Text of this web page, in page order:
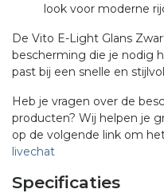
look voor moderne
De Vito E-Light Glans
bescherming die je nodig
past bij een snelle en
Heb je vragen over de
producten? Wij helpen je
op de volgende link om
livechat
Specificaties